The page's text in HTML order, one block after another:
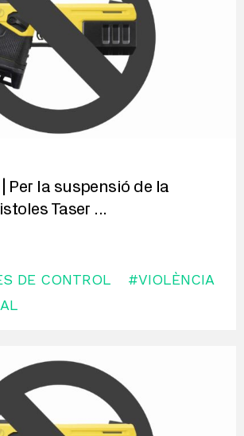
| Per la suspensió de la
Taser ...
DE CONTROL
#VIOLÈNCIA